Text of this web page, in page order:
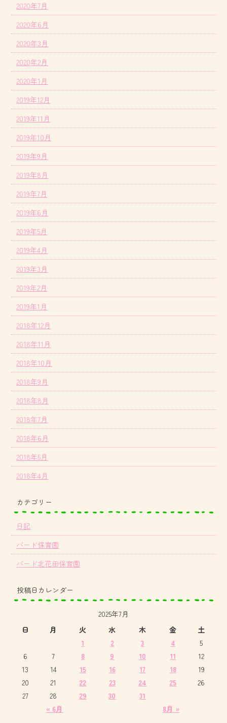
2020年7月
2020年6月
2020年3月
2020年2月
2020年1月
2019年12月
2019年11月
2019年10月
2019年9月
2019年8月
2019年7月
2019年6月
2019年5月
2019年4月
2019年3月
2019年2月
2019年1月
2018年12月
2018年11月
2018年10月
2018年9月
2018年8月
2018年7月
2018年6月
2018年5月
2018年4月
カテゴリー
日記
バード保育園
バード北花田保育園
投稿日カレンダー
2025年7月
日
月 火 水 木 金 土
« 6月 8月 »
1 2 3 4
5
6
7 8 9 10 11
12
13
14 15 16 17 18
19
20
21 22 23 24 25
26
27
28 29 30 31